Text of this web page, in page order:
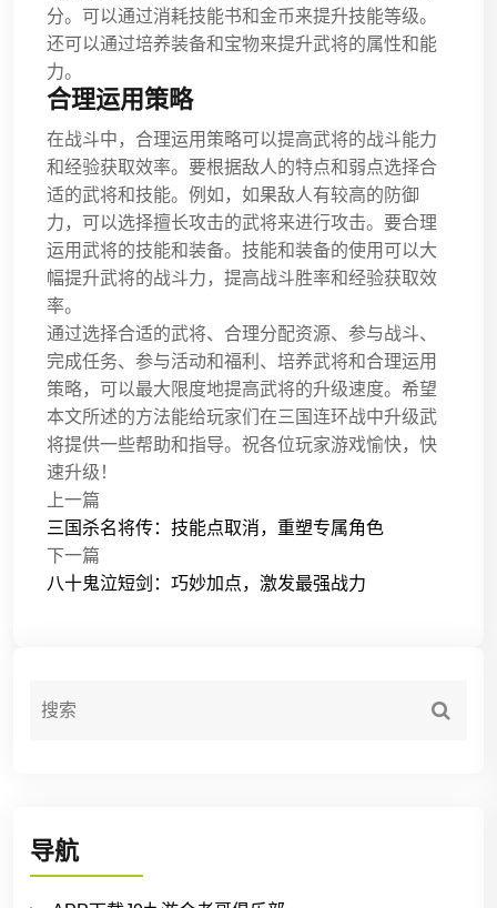
分。可以通过消耗技能书和金币来提升技能等级。
还可以通过培养装备和宝物来提升武将的属性和能
力。
合理运用策略
在战斗中，合理运用策略可以提高武将的战斗能力
和经验获取效率。要根据敌人的特点和弱点选择合
适的武将和技能。例如，如果敌人有较高的防御
力，可以选择擅长攻击的武将来进行攻击。要合理
运用武将的技能和装备。技能和装备的使用可以大
幅提升武将的战斗力，提高战斗胜率和经验获取效
率。
通过选择合适的武将、合理分配资源、参与战斗、
完成任务、参与活动和福利、培养武将和合理运用
策略，可以最大限度地提高武将的升级速度。希望
本文所述的方法能给玩家们在三国连环战中升级武
将提供一些帮助和指导。祝各位玩家游戏愉快，快
速升级！
上一篇
三国杀名将传：技能点取消，重塑专属角色
下一篇
八十鬼泣短剑：巧妙加点，激发最强战力
导航